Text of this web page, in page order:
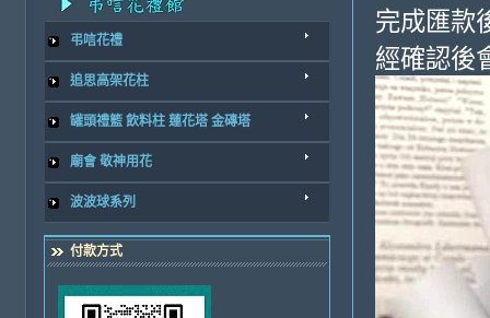
弔唁花禮
追思高架花柱
罐頭禮籃 飲料柱 蓮花塔 金磚塔
廟會 敬神用花
波波球系列
付款方式
完成匯款
經確認後